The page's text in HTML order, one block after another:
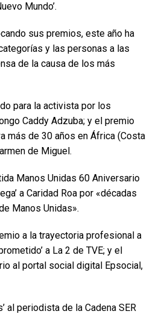
Mundo’.
sus premios, este año ha
y las personas a las
de la causa de los más
para la activista por los
Caddy Adzuba; y el premio
más de 30 años en África (Costa
de Miguel.
Manos Unidas 60 Aniversario
a Caridad Roa por «décadas
Manos Unidas».
a la trayectoria profesional a
a La 2 de TVE; y el
al portal social digital Epsocial,
al periodista de la Cadena SER